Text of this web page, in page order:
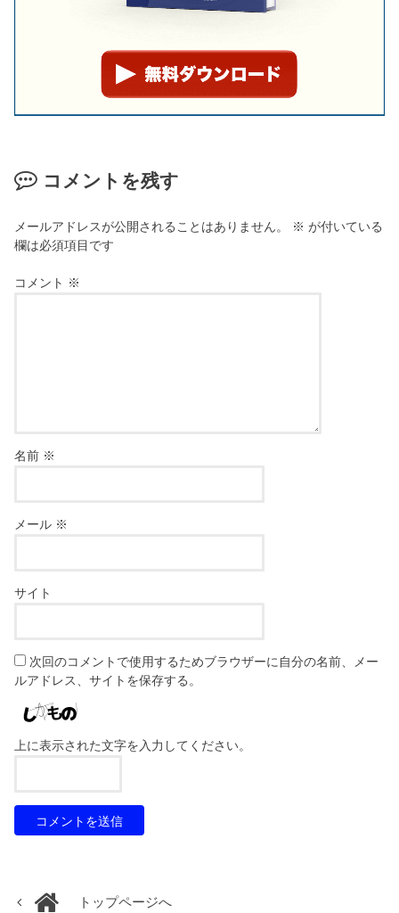
コメントを残す
メールアドレスが公開されることはありません。 ※ が付いている
欄は必須項目です
コメント ※
名前 ※
メール ※
サイト
次回のコメントで使用するためブラウザーに自分の名前、メー
ルアドレス、サイトを保存する。
上に表示された文字を入力してください。
トップページへ